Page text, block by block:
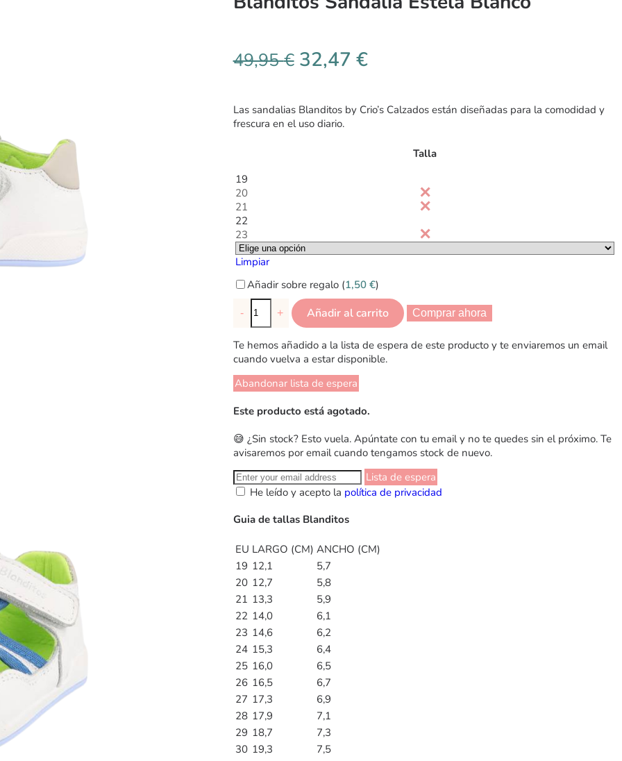
49,95€ 32,47 €
Las sandalias Blanditos by Crio’s Calzados están diseñadas para la comodidad y
frescura en el uso diario.
Talla
19
20
21
22
23
Limpiar
Añadir sobre regalo (1,50 €)
- + Añadir al carrito Comprar ahora
Te hemos añadido a la lista de espera de este producto y te enviaremos un email
cuando vuelva a estar disponible.
Abandonar lista de espera
Este producto está agotado.
😅 ¿Sin stock? Esto vuela. Apúntate con tu email y no te quedes sin el próximo. Te
avisaremos por email cuando tengamos stock de nuevo.
Lista de espera
He leído y acepto la política de privacidad
Guia de tallas Blanditos
EU LARGO (CM) ANCHO (CM)
19 12,1
5,7
20 12,7
5,8
21 13,3
5,9
22 14,0
6,1
23 14,6
6,2
24 15,3
6,4
25 16,0
6,5
26 16,5
6,7
27 17,3
6,9
28 17,9
7,1
29 18,7
7,3
30 19,3
7,5